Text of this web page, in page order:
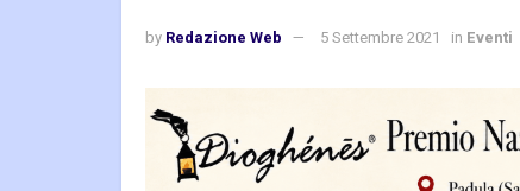
by Redazione Web 5 Settembre 2021 in Eventi